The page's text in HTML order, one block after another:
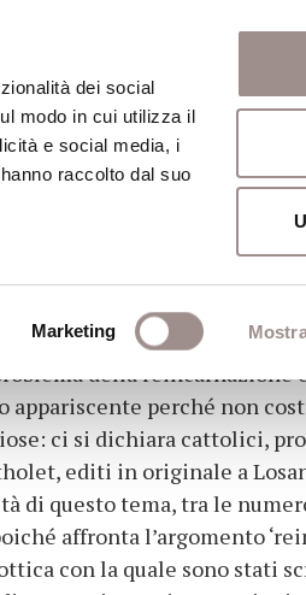
dei social
modo in cui utilizza il
e social media, i
raccolto dal suo
Marketing
Religiosi
della reincarnazione
appariscente perché non
ci si dichiara cattolici,
editi in originale a
di questo tema, tra le
affronta l’argomento
con la quale sono stati